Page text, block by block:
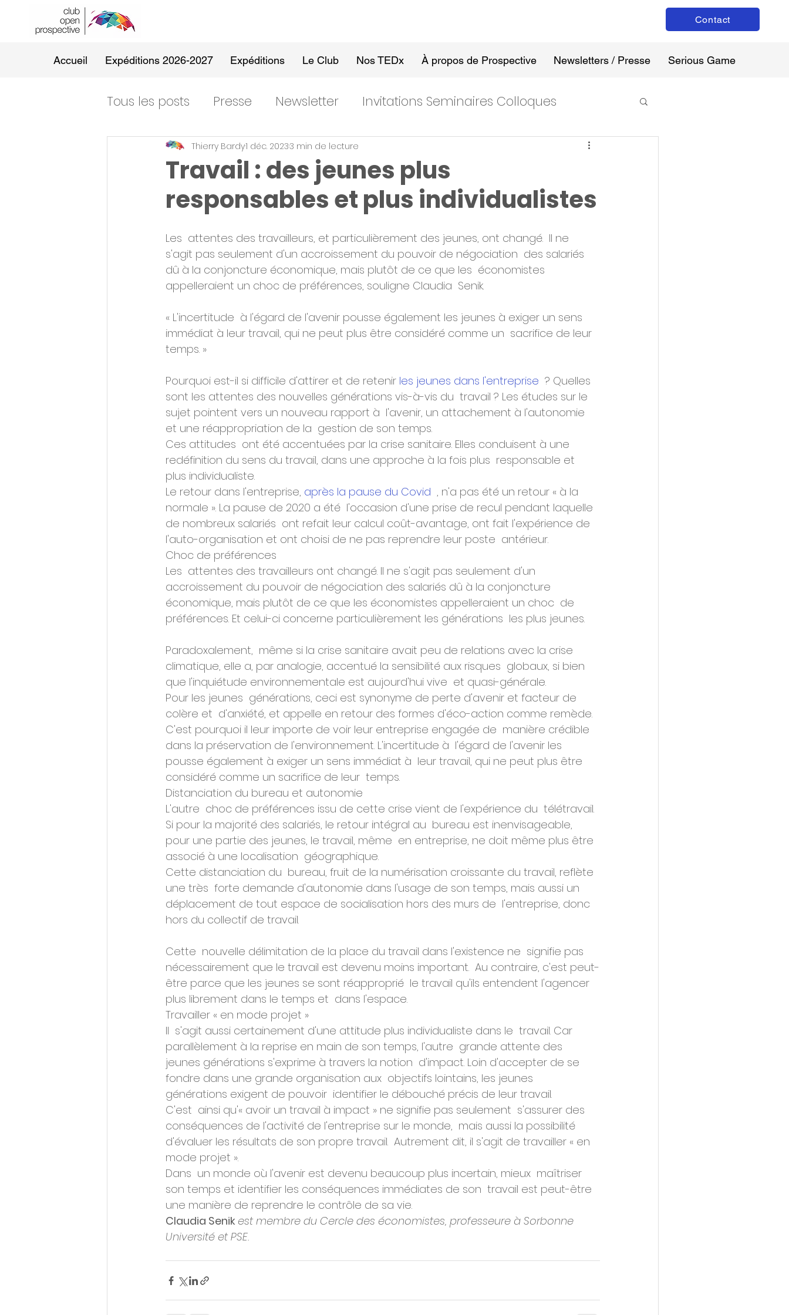
Contact
Accueil Expéditions 2026-2027 Expéditions Le Club Nos TEDx À propos de Prospective Newsletters / Presse Serious Game
Tous les posts Presse Newsletter Invitations Seminaires Colloques
Travail : des jeunes plus
responsables et plus individualistes
Thierry Bardy1 déc. 20233 min de lecture
Les  attentes des travailleurs, et particulièrement des jeunes, ont changé.  Il ne
s'agit pas seulement d'un accroissement du pouvoir de négociation  des salariés
dû à la conjoncture économique, mais plutôt de ce que les  économistes
appelleraient un choc de préférences, souligne Claudia  Senik.
« L'incertitude  à l'égard de l'avenir pousse également les jeunes à exiger un sens
immédiat à leur travail, qui ne peut plus être considéré comme un  sacrifice de leur
temps. »
Pourquoi est-il si difficile d'attirer et de retenir les jeunes dans l'entreprise
  ? Quelles
sont les attentes des nouvelles générations vis-à-vis du  travail ? Les études sur le
sujet pointent vers un nouveau rapport à  l'avenir, un attachement à l'autonomie
et une réappropriation de la  gestion de son temps.
Ces attitudes  ont été accentuées par la crise sanitaire. Elles conduisent à une
redéfinition du sens du travail, dans une approche à la fois plus  responsable et
plus individualiste.
Le retour dans l'entreprise, après la pause du Covid
  , n'a pas été un retour « à la
normale ». La pause de 2020 a été  l'occasion d'une prise de recul pendant laquelle
de nombreux salariés  ont refait leur calcul coût-avantage, ont fait l'expérience de
l'auto-organisation et ont choisi de ne pas reprendre leur poste  antérieur.
Choc de préférences
Les  attentes des travailleurs ont changé. Il ne s'agit pas seulement d'un
accroissement du pouvoir de négociation des salariés dû à la conjoncture
économique, mais plutôt de ce que les économistes appelleraient un choc  de
préférences. Et celui-ci concerne particulièrement les générations  les plus jeunes.
Paradoxalement,  même si la crise sanitaire avait peu de relations avec la crise
climatique, elle a, par analogie, accentué la sensibilité aux risques  globaux, si bien
que l'inquiétude environnementale est aujourd'hui vive  et quasi-générale.
Pour les jeunes  générations, ceci est synonyme de perte d'avenir et facteur de
colère et  d'anxiété, et appelle en retour des formes d'éco-action comme remède.
C'est pourquoi il leur importe de voir leur entreprise engagée de  manière crédible
dans la préservation de l'environnement. L'incertitude à  l'égard de l'avenir les
pousse également à exiger un sens immédiat à  leur travail, qui ne peut plus être
considéré comme un sacrifice de leur  temps.
Distanciation du bureau et autonomie
L'autre  choc de préférences issu de cette crise vient de l'expérience du  télétravail.
Si pour la majorité des salariés, le retour intégral au  bureau est inenvisageable,
pour une partie des jeunes, le travail, même  en entreprise, ne doit même plus être
associé à une localisation  géographique.
Cette distanciation du  bureau, fruit de la numérisation croissante du travail, reflète
une très  forte demande d'autonomie dans l'usage de son temps, mais aussi un
déplacement de tout espace de socialisation hors des murs de  l'entreprise, donc
hors du collectif de travail.
Cette  nouvelle délimitation de la place du travail dans l'existence ne  signifie pas
nécessairement que le travail est devenu moins important.  Au contraire, c'est peut-
être parce que les jeunes se sont réapproprié  le travail qu'ils entendent l'agencer
plus librement dans le temps et  dans l'espace.
Travailler « en mode projet »
Il  s'agit aussi certainement d'une attitude plus individualiste dans le  travail. Car
parallèlement à la reprise en main de son temps, l'autre  grande attente des
jeunes générations s'exprime à travers la notion  d'impact. Loin d'accepter de se
fondre dans une grande organisation aux  objectifs lointains, les jeunes
générations exigent de pouvoir  identifier le débouché précis de leur travail.
C'est  ainsi qu'« avoir un travail à impact » ne signifie pas seulement  s'assurer des
conséquences de l'activité de l'entreprise sur le monde,  mais aussi la possibilité
d'évaluer les résultats de son propre travail.  Autrement dit, il s'agit de travailler « en
mode projet ».
Dans  un monde où l'avenir est devenu beaucoup plus incertain, mieux  maîtriser
son temps et identifier les conséquences immédiates de son  travail est peut-être
une manière de reprendre le contrôle de sa vie.
Claudia Senik est membre du Cercle des économistes, professeure à Sorbonne
Université et PSE.